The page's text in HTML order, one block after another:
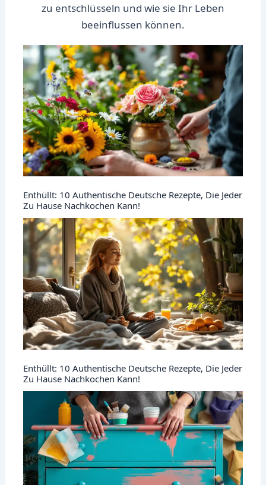
zu entschlüsseln und wie sie Ihr Leben
beeinflussen können.
Enthüllt: 10 Authentische Deutsche Rezepte, Die Jeder
Zu Hause Nachkochen Kann!
Enthüllt: 10 Authentische Deutsche Rezepte, Die Jeder
Zu Hause Nachkochen Kann!